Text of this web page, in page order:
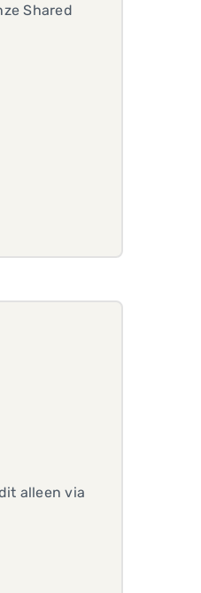
Shared
alleen via